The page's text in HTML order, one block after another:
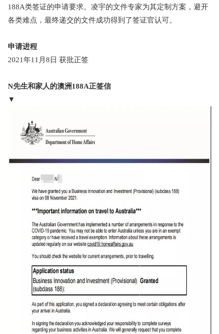
188A类签证的申请要求。凌宇的文件专家为其定制方案，避开
各类难点，最终递交的文件成功得到了签证官认可。
申请进程
2021年11月8日 获批正签
N先生和家人的澳洲188A正签信
▼